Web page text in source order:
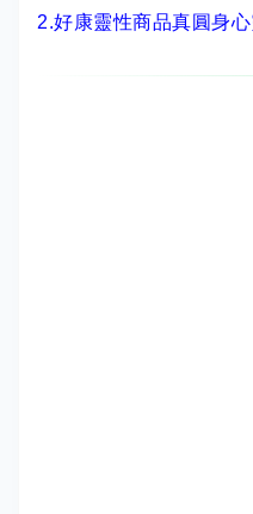
2.好康靈性商品真圓身